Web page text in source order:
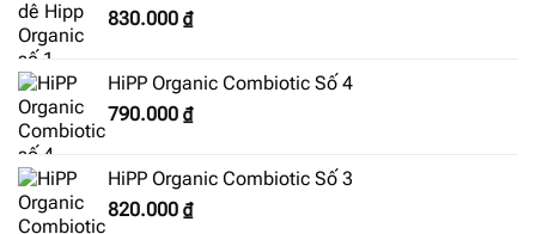
830.000 ₫
HiPP Organic Combiotic Số 4
790.000 ₫
HiPP Organic Combiotic Số 3
820.000 ₫